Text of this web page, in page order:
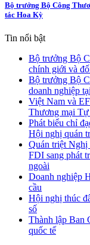
Bộ trưởng Bộ Công
tác Hoa Kỳ
Tin nổi bật
Bộ trưởng Bộ
chính giới và
Bộ trưởng Bộ
doanh nghiệp
Việt Nam và
Thương mại
Phát biểu chỉ
Hội nghị quán
Quán triệt
FDI sang phát
ngoài
Doanh nghiệp
cầu
Hội nghị thúc
số
Thành lập Ban
quốc tế